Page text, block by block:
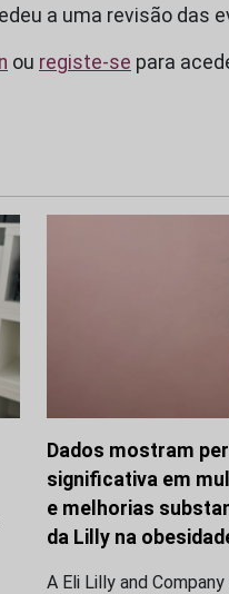
a uma revisão das
ou registe-se para
Dados mostram
significativa em
e melhorias
da Lilly na
A Eli Lilly and